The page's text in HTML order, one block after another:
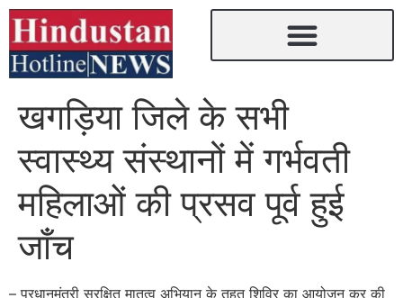
खगड़िया जिले के सभी
स्वास्थ्य संस्थानों में गर्भवती
महिलाओं की प्रसव पूर्व हुई
जाँच
– प्रधानमंत्री सुरक्षित मातृत्व अभियान के तहत शिविर का आयोजन कर की